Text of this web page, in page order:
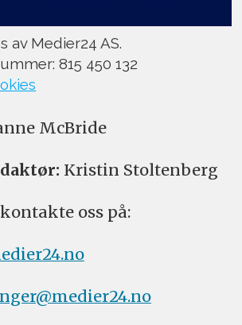
av Medier24 AS.
815 450 132
McBride
Kristin Stoltenberg
oss på: